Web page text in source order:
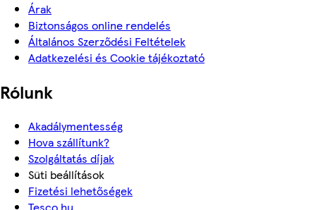
Árak
Biztonságos online rendelés
Általános Szerződési Feltételek
Adatkezelési és Cookie tájékoztató
Rólunk
Akadálymentesség
Hova szállítunk?
Szolgáltatás díjak
Süti beállítások
Fizetési lehetőségek